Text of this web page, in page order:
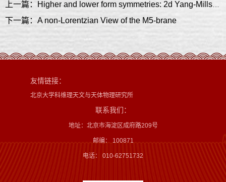
上一篇：Higher and lower form symmetries: 2d Yang-Mills case study
下一篇：A non-Lorentzian View of the M5-brane
友情链接：
北京大学科维理天文与天体物理研究所
联系我们：
地址：北京市海淀区成府路209号
邮编： 100871
电话： 010-62751732